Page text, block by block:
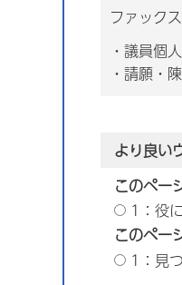
ファック
・議員個
・請願・
より良い
このペー
1：役
このペー
1：見